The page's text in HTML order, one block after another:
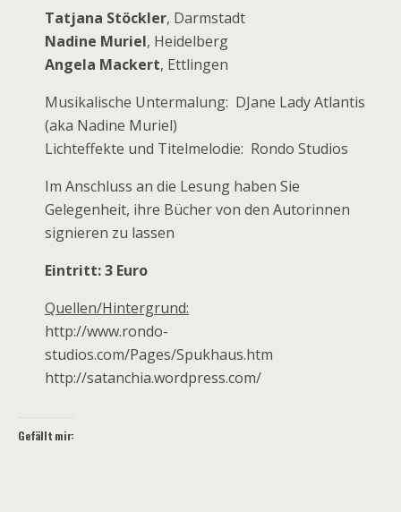
Tatjana Stöckler, Darmstadt
Nadine Muriel, Heidelberg
Angela Mackert, Ettlingen
Musikalische Untermalung: DJane Lady Atlantis
(aka Nadine Muriel)
Lichteffekte und Titelmelodie: Rondo Studios
Im Anschluss an die Lesung haben Sie
Gelegenheit, ihre Bücher von den Autorinnen
signieren zu lassen
Eintritt: 3 Euro
Quellen/Hintergrund:
http://www.rondo-
studios.com/Pages/Spukhaus.htm
http://satanchia.wordpress.com/
Gefällt mir: